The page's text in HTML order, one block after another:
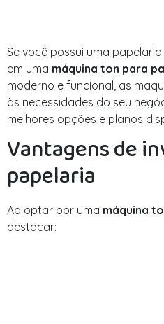
Se você possui uma
em uma máquina ton para
moderno e funcional, as
às necessidades do seu
melhores opções e planos
Vantagens de
papelaria
Ao optar por uma máquina
destacar: